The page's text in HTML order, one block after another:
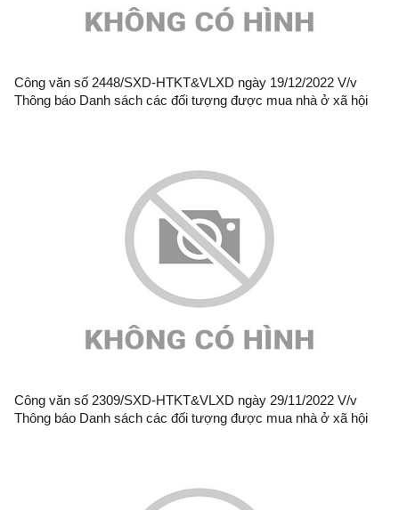
Công văn số 2448/SXD-HTKT&VLXD ngày 19/12/2022 V/v
Thông báo Danh sách các đối tượng được mua nhà ở xã hội
Công văn số 2309/SXD-HTKT&VLXD ngày 29/11/2022 V/v
Thông báo Danh sách các đối tượng được mua nhà ở xã hội